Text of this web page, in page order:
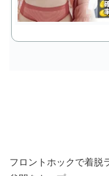
フロントホックで着脱